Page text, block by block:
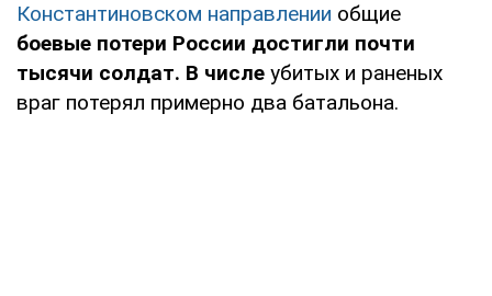
Константиновском направлении общие
боевые потери России достигли почти
тысячи солдат. В числе убитых и раненых
враг потерял примерно два батальона.